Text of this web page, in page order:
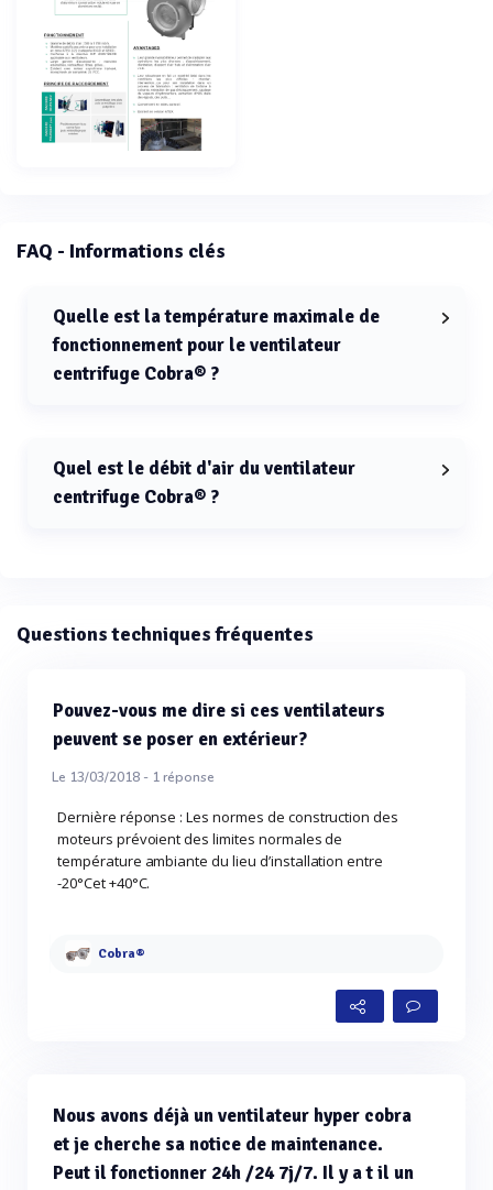
FAQ - Informations clés
Quelle est la température maximale de
fonctionnement pour le ventilateur
centrifuge Cobra® ?
Quel est le débit d'air du ventilateur
centrifuge Cobra® ?
Questions techniques fréquentes
Pouvez-vous me dire si ces ventilateurs
peuvent se poser en extérieur?
Le 13/03/2018 - 1réponse
Dernière réponse : Les normes de construction des
moteurs prévoient des limites normales de
température ambiante du lieu d’installation entre
-20°Cet +40°C.
Cobra®
Nous avons déjà un ventilateur hyper cobra
et je cherche sa notice de maintenance.
Peut il fonctionner 24h /24 7j/7. Il y a t il un